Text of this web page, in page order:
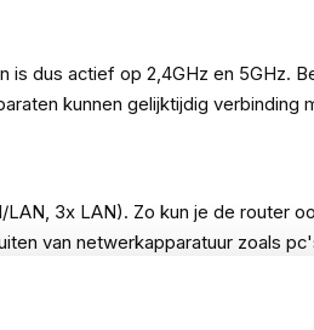
dus actief op 2,4GHz en
kunnen gelijktijdig
3x LAN). Zo kun je de router
van netwerkapparatuur zoals